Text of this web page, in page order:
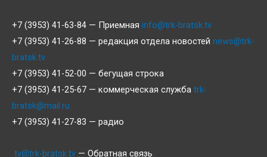
+7 (3953) 41-63-84 — Приемная info@trk-bratsk.tv
+7 (3953) 41-26-88 — редакция отдела новостей news@trk-
bratsk.tv
+7 (3953) 41-52-00 — бегущая строка
+7 (3953) 41-25-67 — коммерческая служба trk-
bratsk@mail.ru
+7 (3953) 41-27-83 — радио
tv@trk-bratsk.tv — Обратная связь